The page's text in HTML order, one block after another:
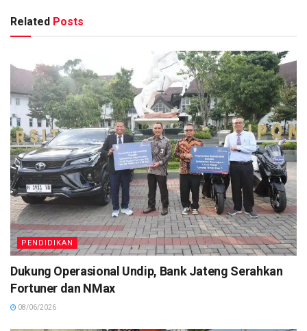
Related Posts
PENDIDIKAN
Dukung Operasional Undip, Bank Jateng Serahkan
Fortuner dan NMax
08/06/2026